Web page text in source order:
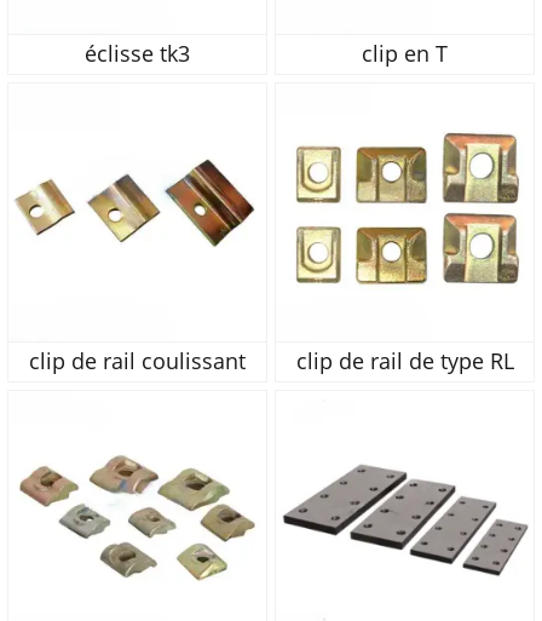
éclisse tk3 clip en T
clip de rail coulissant clip de rail de type RL